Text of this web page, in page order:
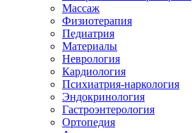
Массаж
Физиотерапия
Педиатрия
Материалы
Неврология
Кардиология
Психиатрия-наркология
Эндокринология
Гастроэнтерология
Ортопедия